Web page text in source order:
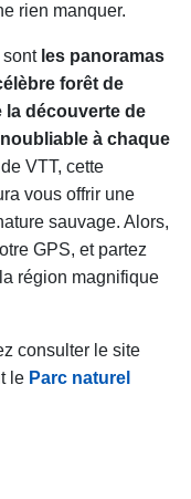
rien manquer.
les panoramas
forêt de
la découverte de
à chaque
VTT, cette
vous offrir une
sauvage. Alors,
GPS, et partez
région magnifique
consulter le site
le Parc naturel